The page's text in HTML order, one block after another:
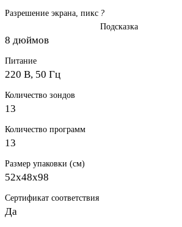
Разрешение экрана, пикс ?
Подсказка
8 дюймов
Питание
220 В, 50 Гц
Количество зондов
13
Количество программ
13
Размер упаковки (см)
52х48х98
Сертификат соответствия
Да